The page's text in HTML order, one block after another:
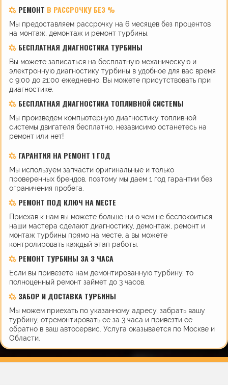
РЕМОНТ В РАССРОЧКУ БЕЗ %
Мы предоставляем рассрочку на 6 месяцев без процентов
на монтаж, демонтаж и ремонт турбины.
БЕСПЛАТНАЯ ДИАГНОСТИКА ТУРБИНЫ
Вы можете записаться на бесплатную механическую и
электронную диагностику турбины в удобное для вас время
с 9:00 до 21:00 ежедневно. Вы можете присутствовать при
диагностике.
БЕСПЛАТНАЯ ДИАГНОСТИКА ТОПЛИВНОЙ СИСТЕМЫ
Мы произведем компьютерную диагностику топливной
системы двигателя бесплатно, независимо останетесь на
ремонт или нет!
ГАРАНТИЯ НА РЕМОНТ 1 ГОД
Мы используем запчасти оригинальные и только
проверенных брендов, поэтому мы даем 1 год гарантии без
ограничения пробега.
РЕМОНТ ПОД КЛЮЧ НА МЕСТЕ
Приехав к нам вы можете больше ни о чем не беспокоиться,
наши мастера сделают диагностику, демонтаж, ремонт и
монтаж турбины прямо на месте, а вы можете
контролировать каждый этап работы.
РЕМОНТ ТУРБИНЫ ЗА 3 ЧАСА
Если вы привезете нам демонтированную турбину, то
полноценный ремонт займет до 3 часов.
ЗАБОР И ДОСТАВКА ТУРБИНЫ
Мы можем приехать по указанному адресу, забрать вашу
турбину, отремонтировать ее за 3 часа и привезти ее
обратно в ваш автосервис. Услуга оказывается по Москве и
Области.